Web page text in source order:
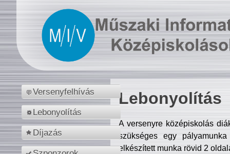
Versenyfelhívás
Lebonyolítás
Díjazás
Lebonyolítás
A versenyre középiskolás
szükséges egy
elkészített munka rövid 2